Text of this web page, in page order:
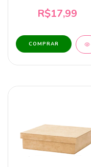
R$17,99